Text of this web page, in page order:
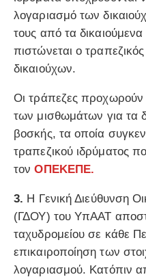
λογαριασμό των
τους από τα
πιστώνεται ο
δικαιούχων.
Οι τράπεζες
των μισθωμάτων για τα
βοσκής, τα οποία
τραπεζικού ιδρύματος
τονΟΠΕΚΕΠΕ.
3. Η Γενική Διεύθυνση
(ΓΔΟΥ) του ΥπΑΑΤ
ταχυδρομείου σε κάθε
επικαιροποίηση των
λογαριασμού. Κατόπιν